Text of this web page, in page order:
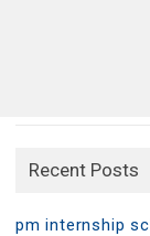
Recent Posts
pm internship